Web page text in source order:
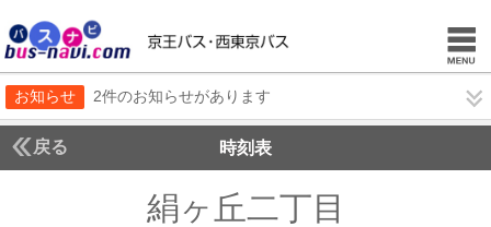
お知らせ 2件のお知らせがあります
戻る 時刻表
絹ヶ丘二丁目